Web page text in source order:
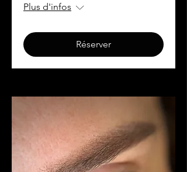
Plus d'infos
Réserver